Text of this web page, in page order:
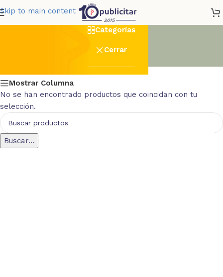
Skip to main content escribir
Categorías
Cerrar
Mostrar Columna
No se han encontrado productos que coincidan con tu
selección.
Buscar...